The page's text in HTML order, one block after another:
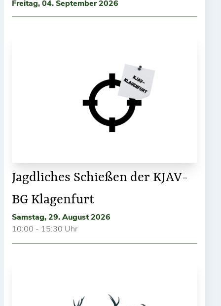
Freitag, 04. September 2026
Jagdliches Schießen der KJAV-
BG Klagenfurt
Samstag, 29. August 2026
10:00 - 15:30 Uhr